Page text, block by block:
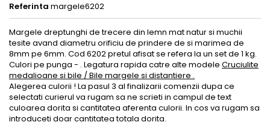
Referinta margele6202
Margele dreptunghi de trecere din lemn mat natur si muchii
tesite avand diametru orificiu de prindere de si marimea de
8mm pe 6mm. Cod 6202 pretul afisat se refera la un set de 1 kg.
Culori pe punga - . Legatura rapida catre alte modele Cruciulite
medalioane si bile / Bile margele si distantiere .
Alegerea culorii ! La pasul 3 al finalizarii comenzii dupa ce
selectati curierul va rugam sa ne scrieti in campul de text
culoarea dorita si cantitatea aferenta culorii. In cos va rugam sa
introduceti doar cantitatea totala dorita.